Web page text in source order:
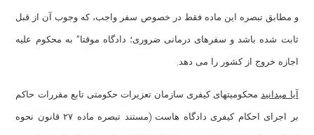
و مطابق تبصره این ماده فقط در خصوص سفر واجب، که وجوب آن از قبل
ثابت شده باشد و سفرهای درمانی ضروری؛ دادگاه موقتا” به محکوم علیه
اجازه خروج از کشور را می دهد .
آیا میدانید محکومیتهای کیفری سازمان تعزیرات حکومتی تابع مقررات حاکم
بر اجرای احکام کیفری دادگاه هاست( مستند تبصره ماده ۲۷ قانون نحوه